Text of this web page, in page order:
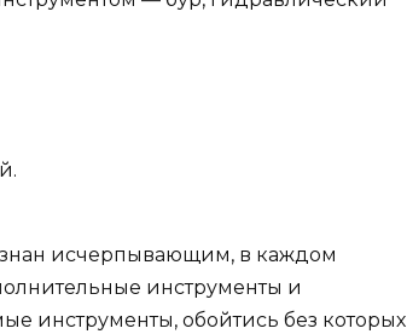
исчерпывающим, в каждом
инструменты и
инструменты, обойтись без которых